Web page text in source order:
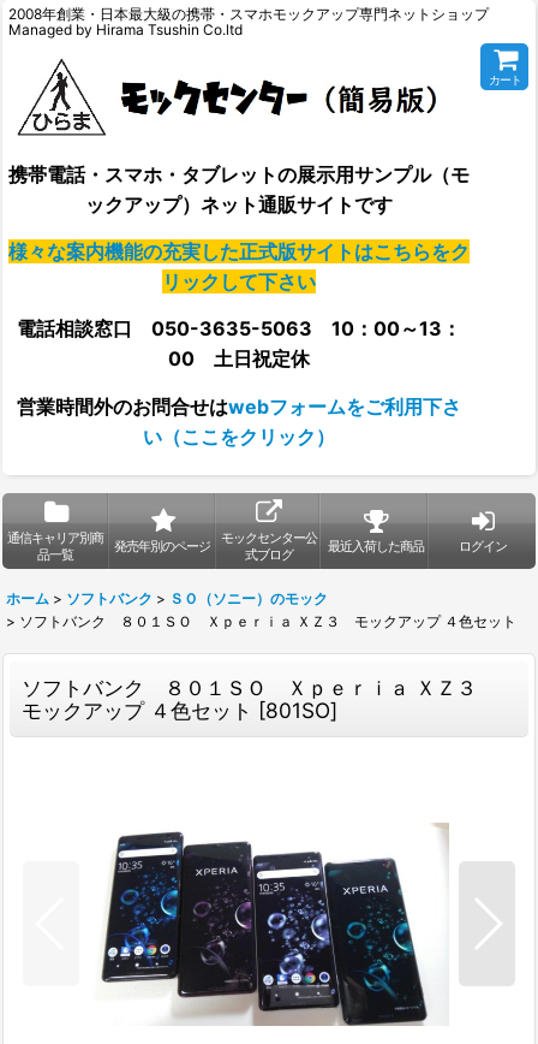
2008年創業・日本最大級の携帯・スマホモックアップ専門ネットショップ
Managed by Hirama Tsushin Co.ltd
携帯電話・スマホ・タブレットの展示用サンプル（モ
ックアップ）ネット通販サイトです
様々な案内機能の充実した正式版サイトはこちらをク
リックして下さい
電話相談窓口 050-3635-5063 10：00～13：
00 土日祝定休
営業時間外のお問合せはwebフォームをご利用下さ
い（ここをクリック）
カート
通信キャリア別商
品一覧
発売年別のページ
モックセンター公
式ブログ
最近入荷した商品 ログイン
ホーム > ソフトバンク > ＳＯ（ソニー）のモック
> ソフトバンク ８０１ＳＯ Ｘｐｅｒｉａ ＸＺ３ モックアップ ４色セット
ソフトバンク ８０１ＳＯ Ｘｐｅｒｉａ ＸＺ３
モックアップ ４色セット [801SO]